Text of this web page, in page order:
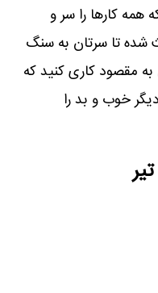
کارها را سر و
شده تا سرتان به سنگ
مقصود کاری کنید که
خوب و بد را